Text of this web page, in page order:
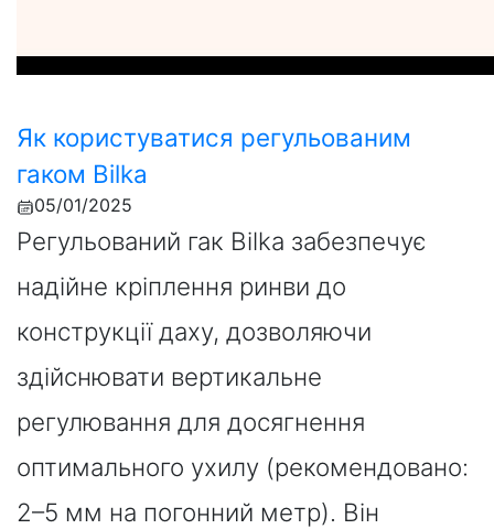
Як користуватися регульованим
гаком Bilka
05/01/2025
Регульований гак Bilka забезпечує
надійне кріплення ринви до
конструкції даху, дозволяючи
здійснювати вертикальне
регулювання для досягнення
оптимального ухилу (рекомендовано:
2–5 мм на погонний метр). Він